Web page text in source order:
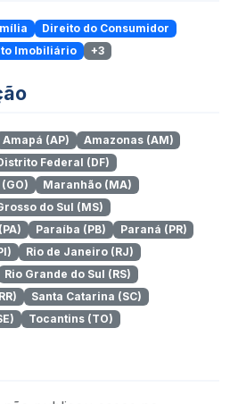
Direito do Consumidor
Imobiliário +3
Amapá (AP)
Amazonas (AM)
Federal (DF)
Maranhão (MA)
do Sul (MS)
Paraíba (PB)
Paraná (PR)
Rio de Janeiro (RJ)
Rio Grande do Sul (RS)
Santa Catarina (SC)
Tocantins (TO)